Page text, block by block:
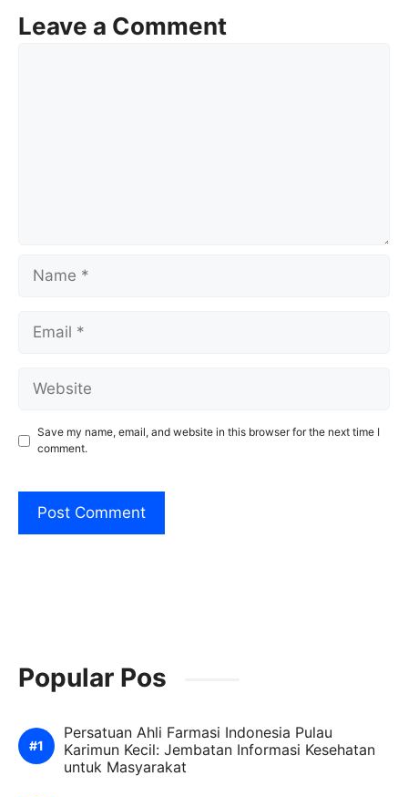
Leave a Comment
Name
Email
Website
Save my name, email, and website in this browser for the next time I
comment.
Popular Pos
Persatuan Ahli Farmasi Indonesia Pulau
Karimun Kecil: Jembatan Informasi Kesehatan
untuk Masyarakat